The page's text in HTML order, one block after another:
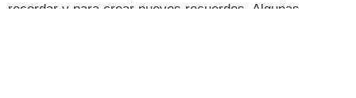
recordar y para crear nuevos recuerdos. Algunas